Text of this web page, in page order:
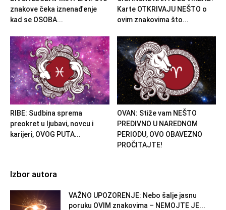
znakove čeka iznenađenje
kad se OSOBA...
Karte OTKRIVAJU NEŠTO o
ovim znakovima što...
RIBE: Sudbina sprema
preokret u ljubavi, novcu i
karijeri, OVOG PUTA...
OVAN: Stiže vam NEŠTO
PREDIVNO U NAREDNOM
PERIODU, OVO OBAVEZNO
PROČITAJTE!
Izbor autora
VAŽNO UPOZORENJE: Nebo šalje jasnu
poruku OVIM znakovima – NEMOJTE JE...